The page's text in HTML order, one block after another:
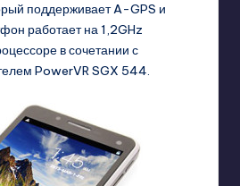
поддерживает A-GPS и
работает на 1,2GHz
в сочетании с
PowerVR SGX 544.